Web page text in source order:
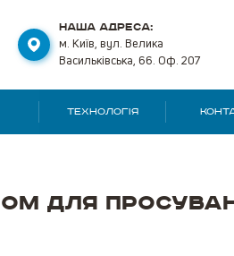
НАША АДРЕСА:
м. Київ, вул. Велика
Васильківська, 66. Оф. 207
ТЕХНОЛОГІЯ
для